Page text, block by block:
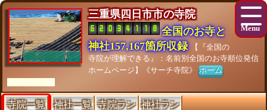
三重県四日市市の寺院
全国のお寺と
神社157,167箇所収録
【『全国の
寺院が理解できる』：名前別全国のお寺順位発信
ホームページ】《サーチ寺院》ホーム
[As of 26/07/28]
寺院一覧
神社一覧 寺院ラン 神社ラン